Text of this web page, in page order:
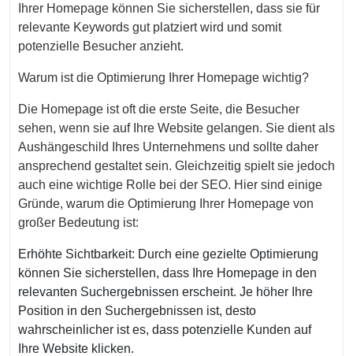
Ihrer Homepage können Sie sicherstellen, dass sie für
relevante Keywords gut platziert wird und somit
potenzielle Besucher anzieht.
Warum ist die Optimierung Ihrer Homepage wichtig?
Die Homepage ist oft die erste Seite, die Besucher
sehen, wenn sie auf Ihre Website gelangen. Sie dient als
Aushängeschild Ihres Unternehmens und sollte daher
ansprechend gestaltet sein. Gleichzeitig spielt sie jedoch
auch eine wichtige Rolle bei der SEO. Hier sind einige
Gründe, warum die Optimierung Ihrer Homepage von
großer Bedeutung ist:
Erhöhte Sichtbarkeit: Durch eine gezielte Optimierung
können Sie sicherstellen, dass Ihre Homepage in den
relevanten Suchergebnissen erscheint. Je höher Ihre
Position in den Suchergebnissen ist, desto
wahrscheinlicher ist es, dass potenzielle Kunden auf
Ihre Website klicken.